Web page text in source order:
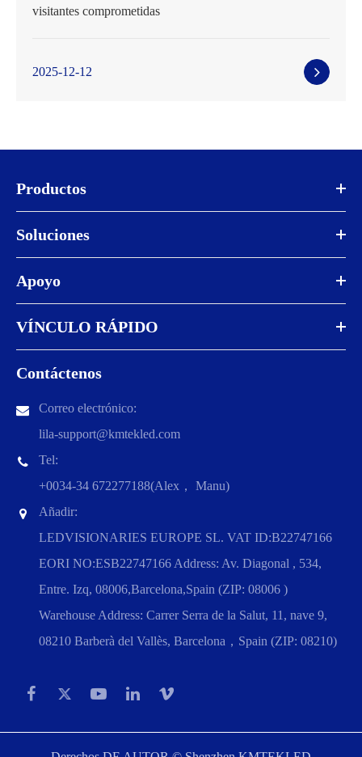
visitantes comprometidas
2025-12-12
Productos
Soluciones
Apoyo
VÍNCULO RÁPIDO
Contáctenos
Correo electrónico:
lila-support@kmtekled.com
Tel:
+0034-34 672277188(Alex， Manu)
Añadir:
LEDVISIONARIES EUROPE SL. VAT ID:B22747166
EORI NO:ESB22747166 Address: Av. Diagonal , 534,
Entre. Izq, 08006,Barcelona,Spain (ZIP: 08006 )
Warehouse Address: Carrer Serra de la Salut, 11, nave 9,
08210 Barberà del Vallès, Barcelona，Spain (ZIP: 08210)